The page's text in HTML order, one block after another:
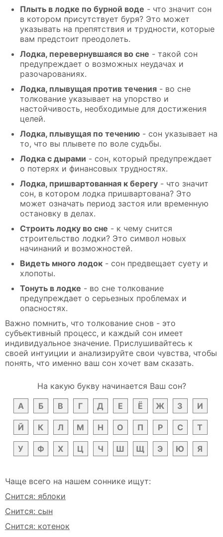
Плыть в лодке по бурной воде - что значит сон
в котором присутствует буря? Это может
указывать на препятствия и трудности, которые
вам предстоит преодолеть.
Лодка, перевернувшаяся во сне - такой сон
предупреждает о возможных неудачах и
разочарованиях.
Лодка, плывущая против течения - во сне
толкование указывает на упорство и
настойчивость, необходимые для достижения
целей.
Лодка, плывущая по течению - сон указывает на
то, что вы плывете по воле судьбы.
Лодка с дырами - сон, который предупреждает
о потерях и финансовых трудностях.
Лодка, пришвартованная к берегу - что значит
сон, в котором лодка пришвартована? Это
может означать период застоя или временную
остановку в делах.
Строить лодку во сне - к чему снится
строительство лодки? Это символ новых
начинаний и возможностей.
Видеть много лодок - сон предвещает суету и
хлопоты.
Тонуть в лодке - во сне толкование
предупреждает о серьезных проблемах и
опасностях.
Важно помнить, что толкование снов - это
субъективный процесс, и каждый сон имеет
индивидуальное значение. Прислушивайтесь к
своей интуиции и анализируйте свои чувства, чтобы
понять, что именно ваш сон хочет вам сказать.
На какую букву начинается Ваш сон?
А
Б В Г Д Е Ё Ж З И
Й К Л М Н О П Р С Т
У Ф Х Ц Ч Ш Щ Э Ю Я
Чаще всего на нашем соннике ищут:
Снится: яблоки
Снится: сын
Снится: котенок